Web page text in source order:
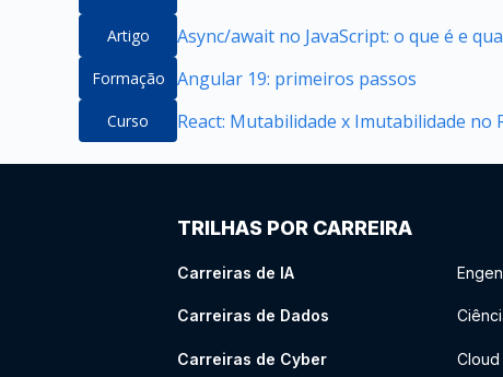
Artigo Async/await no JavaScript: o que é e
Formação Angular 19: primeiros passos
Curso React: Mutabilidade x Imutabilidade no
TRILHAS POR CARREIRA
Carreiras de IA
Carreiras de Dados
Carreiras de Cyber